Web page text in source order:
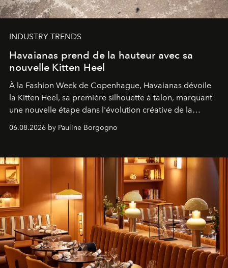
INDUSTRY TRENDS
Havaianas prend de la hauteur avec sa
nouvelle Kitten Heel
À la Fashion Week de Copenhague, Havaianas dévoile
la Kitten Heel, sa première silhouette à talon, marquant
une nouvelle étape dans l'évolution créative de la
06.08.2026 by Pauline Borgogno